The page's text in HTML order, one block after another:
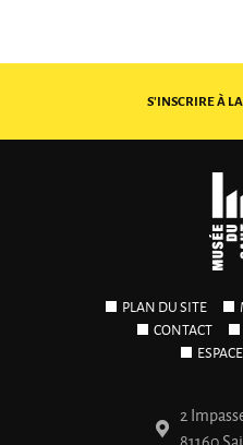
S'INSCRIRE À
PLAN DU SITE
CONTACT
2